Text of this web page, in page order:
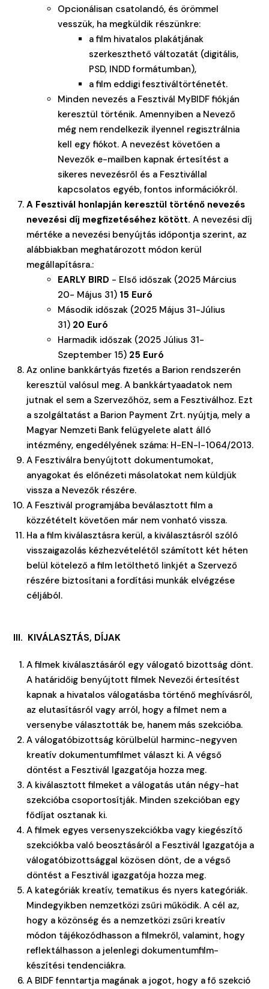
Opcionálisan csatolandó, és örömmel
vesszük, ha megküldik részünkre:
a film hivatalos plakátjának
szerkeszthető változatát (digitális,
PSD, INDD formátumban),
a film eddigi fesztiváltörténetét.
Minden nevezés a Fesztivál MyBIDF fiókján
keresztül történik. Amennyiben a Nevező
még nem rendelkezik ilyennel regisztrálnia
kell egy fiókot. A nevezést követően a
Nevezők e-mailben kapnak értesítést a
sikeres nevezésről és a Fesztivállal
kapcsolatos egyéb, fontos információkról.
A Fesztivál honlapján keresztül történő nevezés
nevezési díj megfizetéséhez kötött. A nevezési díj
mértéke a nevezési benyújtás időpontja szerint, az
alábbiakban meghatározott módon kerül
megállapításra.:
EARLY BIRD - Első időszak (2025 Március
20- Május 31) 15 Euró
Második időszak (2025 Május 31-Július
31) 20 Euró
Harmadik időszak (2025 Július 31-
Szeptember 15) 25 Euró
Az online bankkártyás fizetés a Barion rendszerén
keresztül valósul meg. A bankkártyaadatok nem
jutnak el sem a Szervezőhöz, sem a Fesztiválhoz. Ezt
a szolgáltatást a Barion Payment Zrt. nyújtja, mely a
Magyar Nemzeti Bank felügyelete alatt álló
intézmény, engedélyének száma: H-EN-I-1064/2013.
A Fesztiválra benyújtott dokumentumokat,
anyagokat és előnézeti másolatokat nem küldjük
vissza a Nevezők részére.
A Fesztivál programjába beválasztott film a
közzétételt követően már nem vonható vissza.
Ha a film kiválasztásra kerül, a kiválasztásról szóló
visszaigazolás kézhezvételétől számított két héten
belül kötelező a film letölthető linkjét a Szervező
részére biztosítani a fordítási munkák elvégzése
céljából.
III. KIVÁLASZTÁS, DÍJAK
A filmek kiválasztásáról egy válogató bizottság dönt.
A határidőig benyújtott filmek Nevezői értesítést
kapnak a hivatalos válogatásba történő meghívásról,
az elutasításról vagy arról, hogy a filmet nem a
versenybe választották be, hanem más szekcióba.
A válogatóbizottság körülbelül harminc-negyven
kreatív dokumentumfilmet választ ki. A végső
döntést a Fesztivál Igazgatója hozza meg.
A kiválasztott filmeket a válogatás után négy-hat
szekcióba csoportosítják. Minden szekcióban egy
fődíjat osztanak ki.
A filmek egyes versenyszekciókba vagy kiegészítő
szekciókba való beosztásáról a Fesztivál Igazgatója a
válogatóbizottsággal közösen dönt, de a végső
döntést a Fesztivál igazgatója hozza meg.
A kategóriák kreatív, tematikus és nyers kategóriák.
Mindegyikben nemzetközi zsűri működik. A cél az,
hogy a közönség és a nemzetközi zsűri kreatív
módon tájékozódhasson a filmekről, valamint, hogy
reflektálhasson a jelenlegi dokumentumfilm-
készítési tendenciákra.
A BIDF fenntartja magának a jogot, hogy a fő szekció